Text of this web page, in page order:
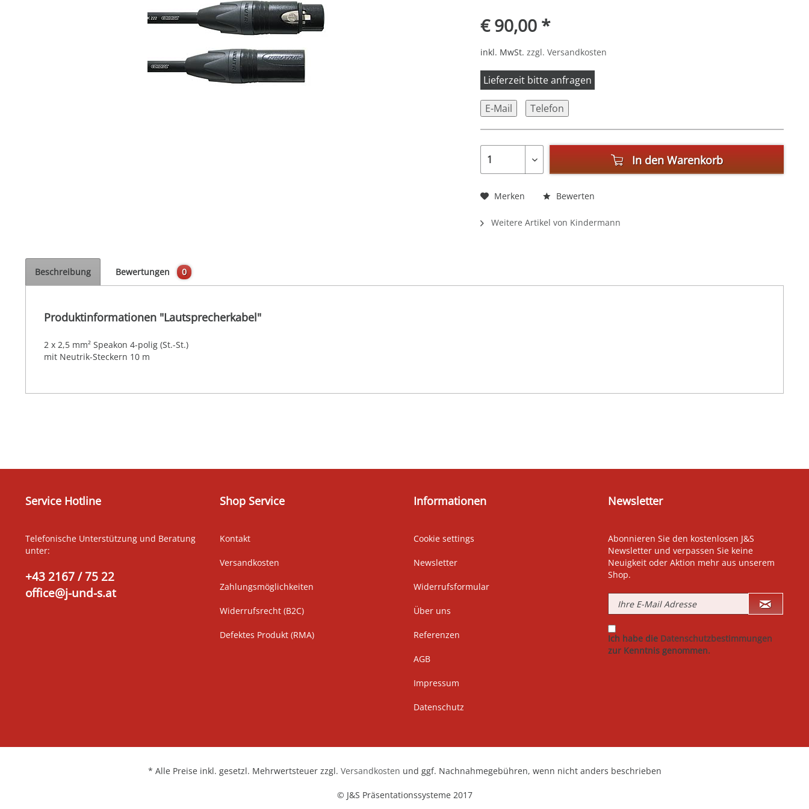
€ 90,00 *
inkl. MwSt. zzgl. Versandkosten
Lieferzeit bitte anfragen
E-Mail Telefon
In den Warenkorb
Merken Bewerten
Weitere Artikel von Kindermann
Beschreibung Bewertungen 0
Produktinformationen "Lautsprecherkabel"
2 x 2,5 mm² Speakon 4-polig (St.-St.)
mit Neutrik-Steckern 10 m
Service Hotline
Telefonische Unterstützung und Beratung
unter:
+43 2167 / 75 22
office@j-und-s.at
Shop Service
Kontakt
Versandkosten
Zahlungsmöglichkeiten
Widerrufsrecht (B2C)
Defektes Produkt (RMA)
Informationen
Cookie settings
Newsletter
Widerrufsformular
Über uns
Referenzen
AGB
Impressum
Datenschutz
Newsletter
Abonnieren Sie den kostenlosen J&S
Newsletter und verpassen Sie keine
Neuigkeit oder Aktion mehr aus unserem
Shop.
Ich habe die Datenschutzbestimmungen
zur Kenntnis genommen.
* Alle Preise inkl. gesetzl. Mehrwertsteuer zzgl. Versandkosten und ggf. Nachnahmegebühren, wenn nicht anders beschrieben
© J&S Präsentationssysteme 2017